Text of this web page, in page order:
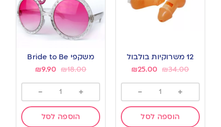
12 משרוקיות בולבול
₪34.00
₪25.00
+
-
הוספה לסל
משקפי Bride to Be
₪18.00
₪9.90
+
-
הוספה לסל